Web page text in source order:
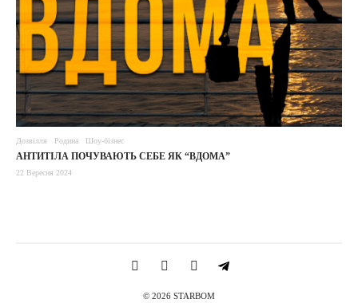
Дозвілля Родина Шоу-бізнес
АНТИТІЛА ПОЧУВАЮТЬ СЕБЕ ЯК “ВДОМА”
22 Вересня 2024
© 2026 STARBOM